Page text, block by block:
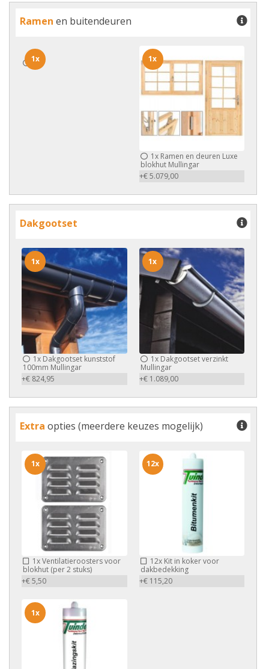
Ramen en buitendeuren
1x
1x
1xRamen en deuren Luxe
blokhut Mullingar
+€ 5.079,00
1x
Dakgootset
1x Dakgootset kunststof
100mm Mullingar
+€ 824,95
1x
1xDakgootset verzinkt
Mullingar
+€ 1.089,00
1x
Extra opties (meerdere keuzes mogelijk)
1xVentilatieroosters voor
blokhut (per 2 stuks)
+€ 5,50
1x
12xKit in koker voor
dakbedekking
+€ 115,20
12x
1x